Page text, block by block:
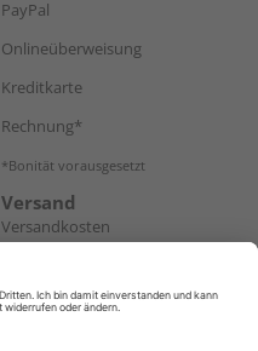
PayPal
Onlineüberweisung
Kreditkarte
Rechnung*
*Bonität vorausgesetzt
Versand
Versandkosten